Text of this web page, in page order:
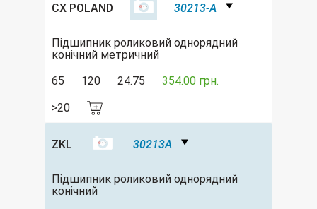
CX POLAND 30213-A
Підшипник роликовий однорядний
конічний метричний
65
120 24.75 354.00 грн.
>20
ZKL 30213A
Підшипник роликовий однорядний
конічний